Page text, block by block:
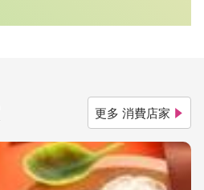
更多 消費店家